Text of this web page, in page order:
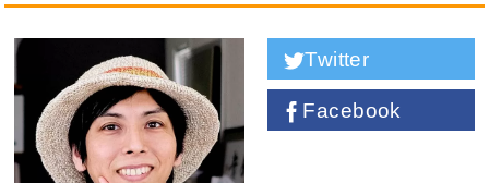
Twitter
Facebook